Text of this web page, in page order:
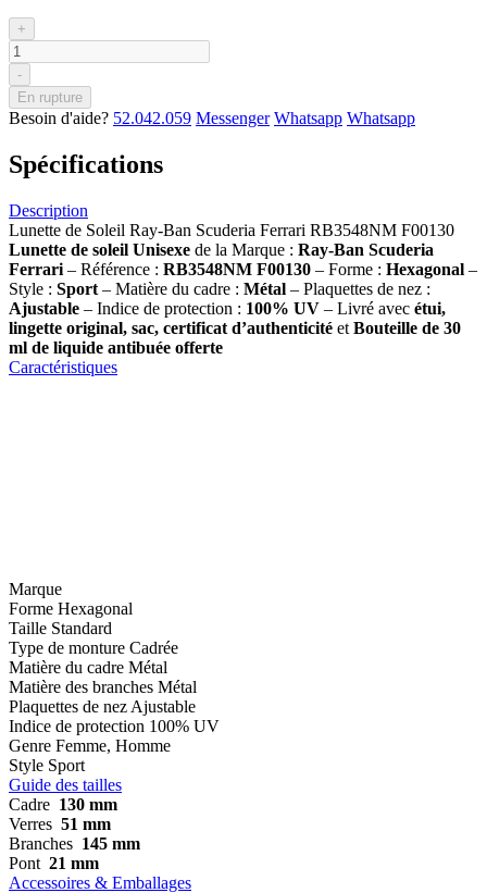
+
-
En rupture
Besoin d'aide? 52.042.059 Messenger Whatsapp Whatsapp
Spécifications
Description
Lunette de Soleil Ray-Ban Scuderia Ferrari RB3548NM F00130
Lunette de soleil Unisexe de la Marque : Ray-Ban Scuderia
Ferrari – Référence : RB3548NM F00130 – Forme : Hexagonal –
Style : Sport – Matière du cadre : Métal – Plaquettes de nez :
Ajustable – Indice de protection : 100% UV – Livré avec étui,
lingette original, sac, certificat d’authenticité et Bouteille de 30
ml de liquide antibuée offerte
Caractéristiques
Marque
Forme Hexagonal
Taille Standard
Type de monture Cadrée
Matière du cadre Métal
Matière des branches Métal
Plaquettes de nez Ajustable
Indice de protection 100% UV
Genre Femme, Homme
Style Sport
Guide des tailles
Cadre 130 mm
Verres 51 mm
Branches 145 mm
Pont 21 mm
Accessoires & Emballages